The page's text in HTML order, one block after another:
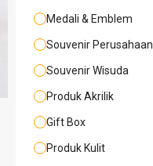
Medali & Emblem
Souvenir Perusahaan
Souvenir Wisuda
Produk Akrilik
Gift Box
Produk Kulit